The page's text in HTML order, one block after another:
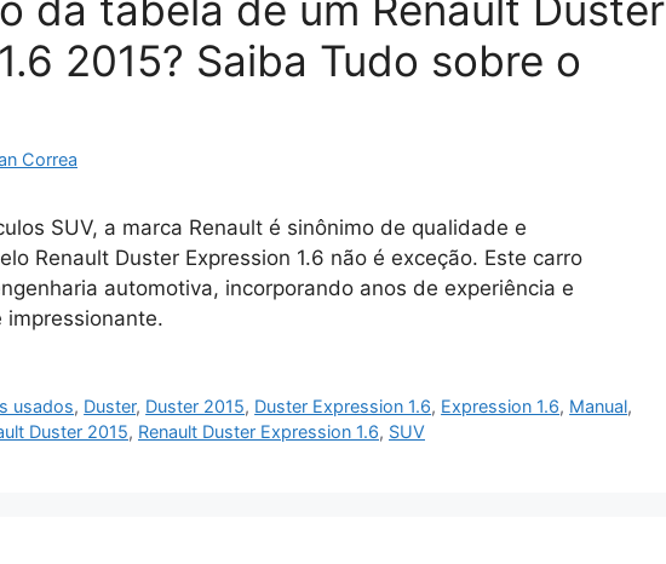
2015? Saiba Tudo sobre o
Correa
SUV, a marca Renault é sinônimo de qualidade e
Renault Duster Expression 1.6 não é exceção. Este carro
automotiva, incorporando anos de experiência e
impressionante.
usados, Duster, Duster 2015, Duster Expression 1.6, Expression 1.6, Manual,
Duster 2015, Renault Duster Expression 1.6, SUV